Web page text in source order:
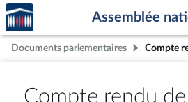
Aller au contenu
Aller en bas de la page
Accèder
à la
page
d'accueil
Assemblée
Documents parlementaires
Compte rendu